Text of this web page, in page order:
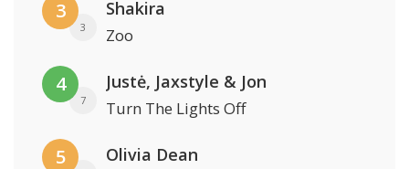
3
3
Shakira
Zoo
4
7
Justė, Jaxstyle & Jon
Turn The Lights Off
5 Olivia Dean